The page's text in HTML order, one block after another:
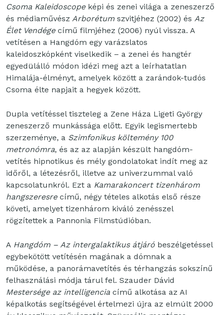
Csoma Kaleidoscopeképi és zenei világa a zeneszerző
és médiaművész Arborétum szvitjéhez (2002) és Az
Élet Vendégecímű filmjéhez (2006) nyúl vissza. A
vetítésen a Hangdóm egy varázslatos
kaleidoszkópként viselkedik – a zenei és hangtér
egyedülálló módon idézi meg azt a leírhatatlan
Himalája-élményt, amelyek között a zarándok-tudós
Csoma élte napjait a hegyek között.
Dupla vetítéssel tiszteleg a Zene Háza Ligeti György
zeneszerző munkássága előtt. Egyik legismertebb
szerzeménye, a Szimfonikus költemény 100
metronómra, és az az alapján készült hangdóm-
vetítés hipnotikus és mély gondolatokat indít meg az
időről, a létezésről, illetve az univerzummal való
kapcsolatunkról. Ezt a Kamarakoncert tizenhárom
hangszeresrecímű, négy tételes alkotás első része
követi, amelyet tizenhárom kiváló zenésszel
rögzítettek a Pannonia Filmstúdióban.
A Hangdóm – Az intergalaktikus átjáró beszélgetéssel
egybekötött vetítésén magának a dómnak a
működése, a panorámavetítés és térhangzás sokszínű
felhasználási módja tárul fel. Szauder Dávid
Mestersége az intelligencia című alkotása az AI
képalkotás segítségével értelmezi újra az elmúlt 2000